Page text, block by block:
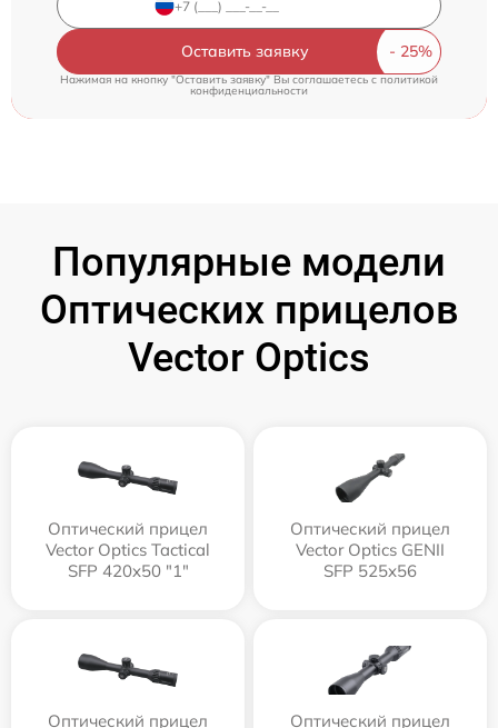
Оставить заявку
Нажимая на кнопку "Оставить заявку" Вы соглашаетесь cполитикой
конфиденциальности
Популярные модели
Оптических прицелов
Vector Optics
Оптический прицел
Vector Optics Tactical
SFP 420x50 "1"
Оптический прицел
Vector Optics GENII
SFP 525x56
Оптический прицел
Оптический прицел